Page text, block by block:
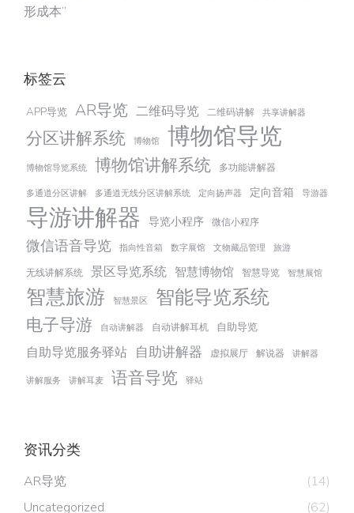
形成本”
标签云
APP导览 AR导览 二维码导览 二维码讲解 共享讲解器
分区讲解系统 博物馆 博物馆导览
博物馆导览系统 博物馆讲解系统 多功能讲解器
多通道分区讲解 多通道无线分区讲解系统 定向扬声器 定向音箱 导游器
导游讲解器 导览小程序 微信小程序
微信语音导览 指向性音箱 数字展馆 文物藏品管理 旅游
无线讲解系统 景区导览系统 智慧博物馆 智慧导览 智慧展馆
智慧旅游 智慧景区 智能导览系统
电子导游 自动讲解器 自动讲解耳机 自助导览
自助导览服务驿站 自助讲解器 虚拟展厅 解说器 讲解器
讲解服务 讲解耳麦 语音导览 驿站
资讯分类
AR导览
(14)
Uncategorized
(62)